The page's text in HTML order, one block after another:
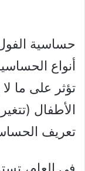
حساسية
أنواع
الأطفال
تعريف
في العام،